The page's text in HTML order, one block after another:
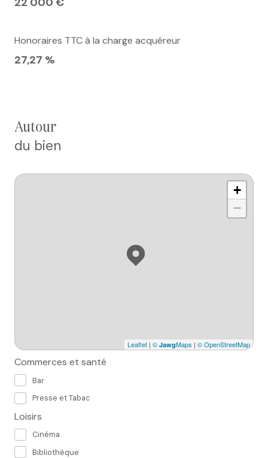
Honoraires TTC à la charge acquéreur
27,27 %
autour
du bien
+
−
Leaflet | © JawgMaps | © OpenStreetMap
Commerces et santé
Bar
Presse et Tabac
Loisirs
Cinéma
Bibliothèque